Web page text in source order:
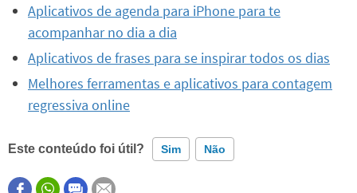
Aplicativos de agenda para iPhone para te
acompanhar no dia a dia
Aplicativos de frases para se inspirar todos os dias
Melhores ferramentas e aplicativos para contagem
regressiva online
Este conteúdo foi útil? Sim Não